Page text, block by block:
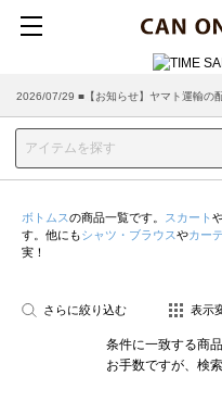
2026/07/29 ■【お知らせ】ヤマト運輸の
2026/03/18 ■店舗受け取りサービスのご
ボトムスの商品一覧です。 スカート
す。他にもシャツ・ブラウスやカー
実！
さらに絞り込む 表示
条件に一致する商
お手数ですが、検